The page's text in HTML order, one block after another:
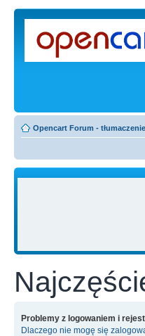
Opencart Forum -
Problemy z logowaniem i
Dlaczego nie mogę się